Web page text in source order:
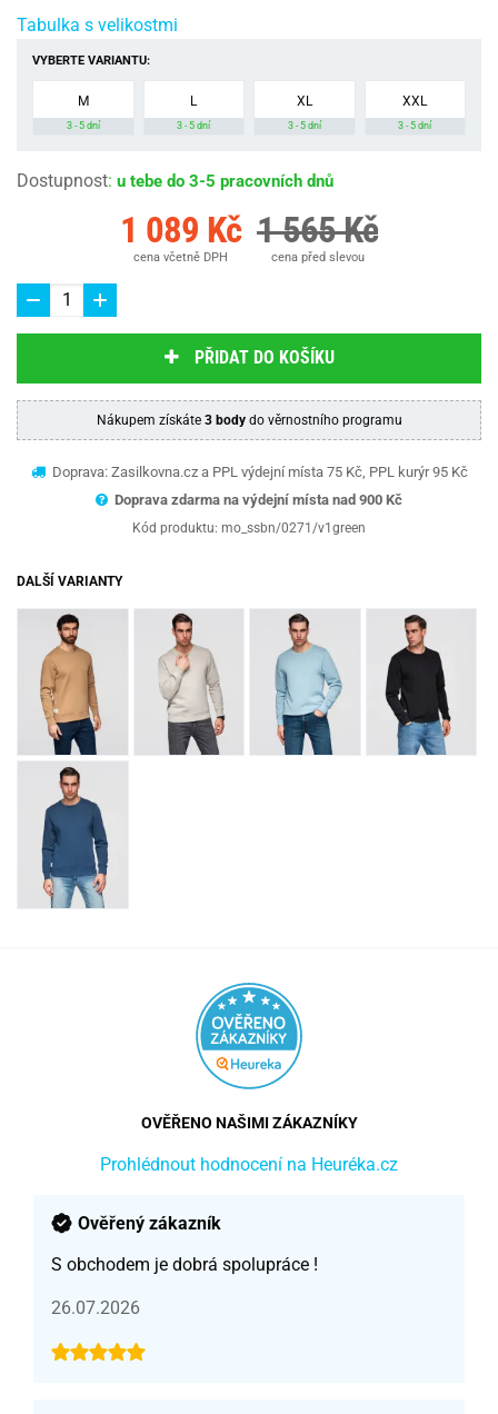
Tabulka s velikostmi
VYBERTE VARIANTU:
M
3 - 5 dní
L
3 - 5 dní
XL
3 - 5 dní
XXL
3 - 5 dní
Dostupnost: u tebe do 3-5 pracovních dnů
1 089 Kč
cena včetně DPH
1 565 Kč
cena před slevou
PŘIDAT DO KOŠÍKU
Nákupem získáte 3 bodydo věrnostního programu
Doprava: Zasilkovna.cz a PPL výdejní místa 75 Kč, PPL kurýr 95 Kč
Doprava zdarma na výdejní místa nad 900 Kč
Kód produktu: mo_ssbn/0271/v1green
DALŠÍ VARIANTY
OVĚŘENO NAŠIMI ZÁKAZNÍKY
Prohlédnout hodnocení na Heuréka.cz
Ověřený zákazník
S obchodem je dobrá spolupráce !
26.07.2026